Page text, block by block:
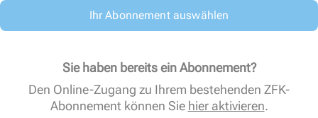
Ihr Abonnement auswählen
Sie haben bereits ein Abonnement?
Den Online-Zugang zu Ihrem bestehenden ZFK-
Abonnement können Sie hier aktivieren.